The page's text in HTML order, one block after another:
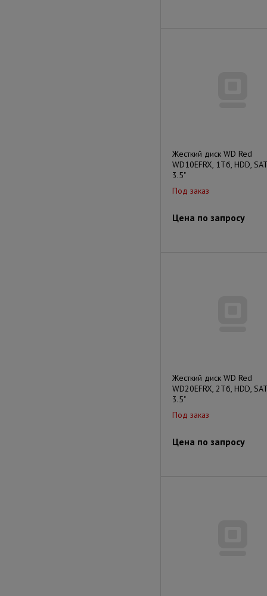
Жесткий диск WD Red
WD10EFRX, 1Тб, HDD,
3.5"
Под заказ
Цена по запросу
Жесткий диск WD Red
WD20EFRX, 2Тб, HDD,
3.5"
Под заказ
Цена по запросу